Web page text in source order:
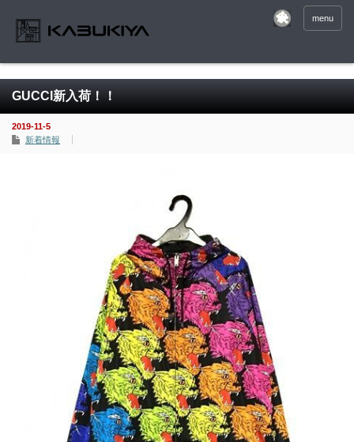
menu
GUCCI新入荷！！
2019-11-5
新着情報